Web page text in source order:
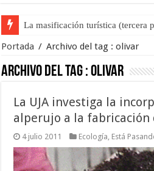
La masificación turística (tercera
Portada / Archivo del tag :olivar
Archivo del tag :olivar
La UJA investiga la
alperujo a la fabricación
4 julio 2011 Ecología, Está